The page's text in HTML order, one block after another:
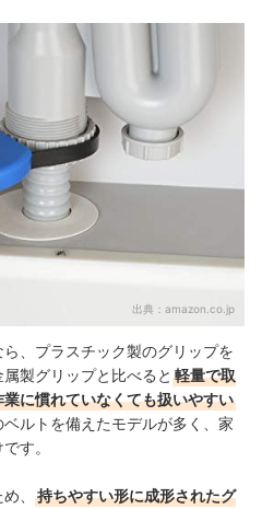
出典： amazon.co.jp
、プラスチック製のグリップを
製グリップと比べると 軽量で取
に慣れていなくても扱いやすい
ルトを備えたモデルが多く、家
す。
、
持ちやすい形に成形されたグ